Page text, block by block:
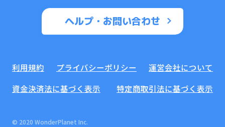
ヘルプ・お問い合わせ
利用規約 プライバシーポリシー
運営会社について
資金決済法に基づく表示
特定商取引法に基づく表示
© 2020 WonderPlanet Inc.